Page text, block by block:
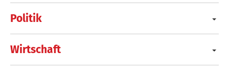
Politik
Wirtschaft